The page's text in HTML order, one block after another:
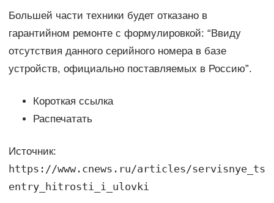
Большей части техники будет отказано в
гарантийном ремонте с формулировкой: “Ввиду
отсутствия данного серийного номера в базе
устройств, официально поставляемых в Россию”.
Короткая ссылка
Распечатать
Источник:
https://www.cnews.ru/articles/servisnye_ts
entry_hitrosti_i_ulovki